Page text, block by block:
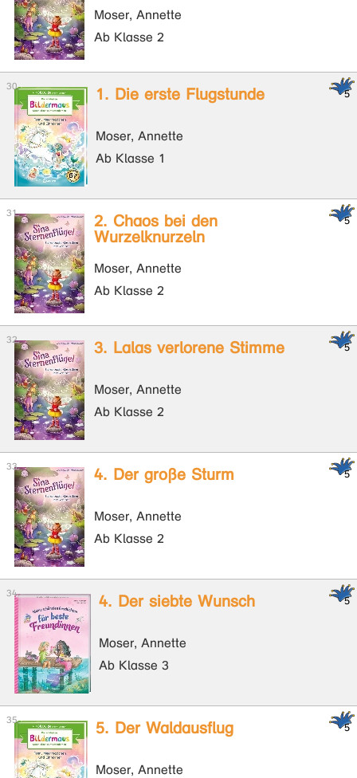
Moser, Annette
Ab Klasse 2
1. Die erste Flugstunde
Moser, Annette
Ab Klasse 1
2. Chaos bei den
Wurzelknurzeln
Moser, Annette
Ab Klasse 2
3. Lalas verlorene Stimme
Moser, Annette
Ab Klasse 2
4. Der große Sturm
Moser, Annette
Ab Klasse 2
4. Der siebte Wunsch
Moser, Annette
Ab Klasse 3
5. Der Waldausflug
Moser, Annette